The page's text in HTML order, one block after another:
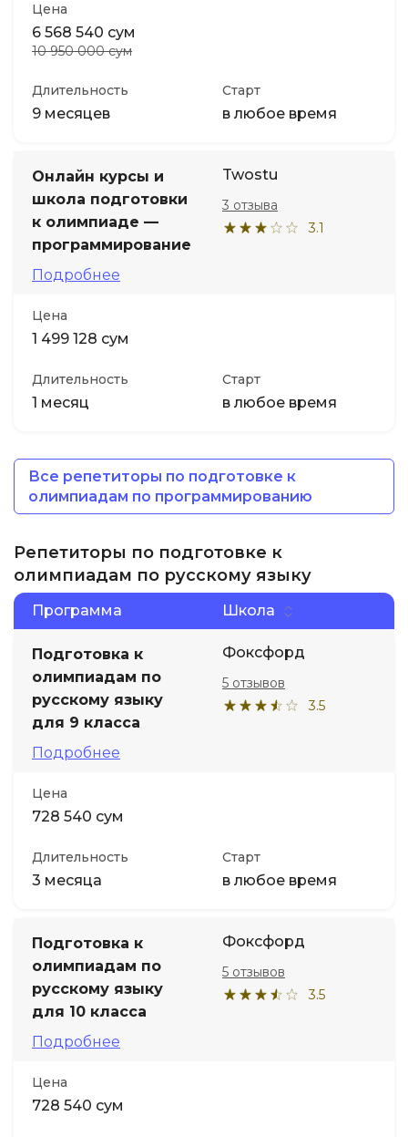
Цена
6 568 540 сум
10 950 000 сум
Длительность
9 месяцев
Старт
в любое время
Онлайн курсы и
школа подготовки
к олимпиаде —
программирование
Подробнее
Twostu
3.1
3 отзыва
Цена
1 499 128 сум
Длительность
1 месяц
Старт
в любое время
Все репетиторы по подготовке к
олимпиадам по программированию
Репетиторы по подготовке к
олимпиадам по русскому языку
Программа Школа
Подготовка к
олимпиадам по
русскому языку
для 9 класса
Подробнее
Фоксфорд
3.5
5 отзывов
Цена
728 540 сум
Длительность
3 месяца
Старт
в любое время
Подготовка к
олимпиадам по
русскому языку
для 10 класса
Подробнее
Фоксфорд
3.5
5 отзывов
Цена
728 540 сум